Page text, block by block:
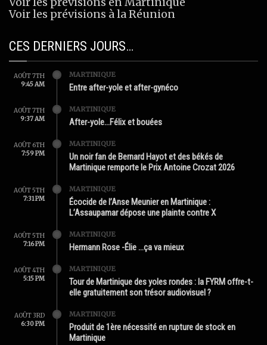
Voir les prévisions à la Réunion
CES DERNIERS JOURS…
AOÛT 7TH
9:45 AM
MARTINIQUE
Entre after-yole et after-gynéco
AOÛT 7TH
9:37 AM
MARTINIQUE
After-yole…Félix et bouées
AOÛT 6TH
7:59 PM
MARTINIQUE
Un noir fan de Bernard Hayot et des békés de
Martinique remporte le Prix Antoine Crozat 2026
AOÛT 5TH
7:31 PM
MARTINIQUE
Écocide de l’Anse Meunier en Martinique :
L’Assaupamar dépose une plainte contre X
AOÛT 5TH
7:16 PM
MARTINIQUE
Hermann Rose -Élie …ça va mieux
AOÛT 4TH
5:15 PM
MARTINIQUE
Tour de Martinique des yoles rondes : la FYRM offre-t-
elle gratuitement son trésor audiovisuel ?
AOÛT 3RD
6:30 PM
MARTINIQUE
Produit de 1ère nécessité en rupture de stock en
Martinique